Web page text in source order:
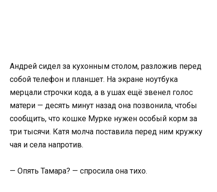
Андрей сидел за кухонным столом, разложив перед
собой телефон и планшет. На экране ноутбука
мерцали строчки кода, а в ушах ещё звенел голос
матери — десять минут назад она позвонила, чтобы
сообщить, что кошке Мурке нужен особый корм за
три тысячи. Катя молча поставила перед ним кружку
чая и села напротив.
— Опять Тамара? — спросила она тихо.